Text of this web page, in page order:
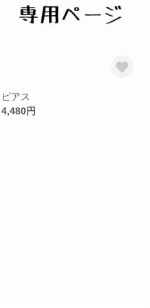
ピアス
4,480円